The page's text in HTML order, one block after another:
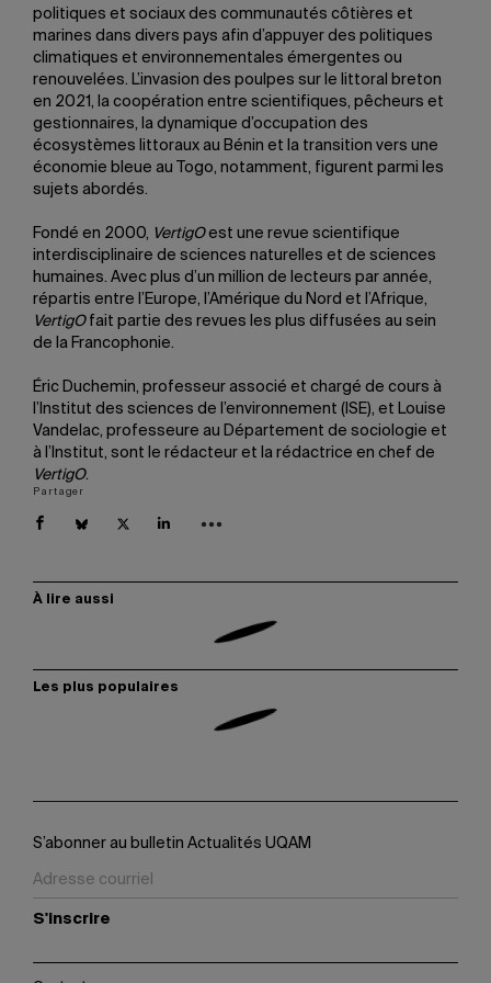
politiques et sociaux des communautés côtières et
marines dans divers pays afin d’appuyer des politiques
climatiques et environnementales émergentes ou
renouvelées. L’invasion des poulpes sur le littoral breton
en 2021, la coopération entre scientifiques, pêcheurs et
gestionnaires, la dynamique d’occupation des
écosystèmes littoraux au Bénin et la transition vers une
économie bleue au Togo, notamment, figurent parmi les
sujets abordés.
Fondé en 2000, VertigOest une revue scientifique
interdisciplinaire de sciences naturelles et de sciences
humaines. Avec plus d’un million de lecteurs par année,
répartis entre l’Europe, l’Amérique du Nord et l’Afrique,
VertigO fait partie des revues les plus diffusées au sein
de la Francophonie.
Éric Duchemin, professeur associé et chargé de cours à
l’Institut des sciences de l’environnement (ISE), et Louise
Vandelac, professeure au Département de sociologie et
à l’Institut, sont le rédacteur et la rédactrice en chef de
VertigO.
Partager
À lire aussi
Les plus populaires
S’abonner au bulletin Actualités UQAM
S'inscrire